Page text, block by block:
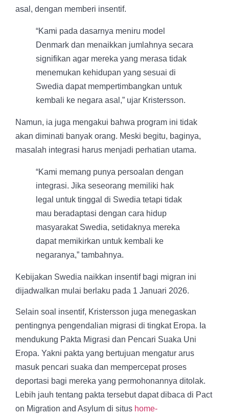
asal, dengan memberi insentif.
“Kami pada dasarnya meniru model
Denmark dan menaikkan jumlahnya secara
signifikan agar mereka yang merasa tidak
menemukan kehidupan yang sesuai di
Swedia dapat mempertimbangkan untuk
kembali ke negara asal,” ujar Kristersson.
Namun, ia juga mengakui bahwa program ini tidak
akan diminati banyak orang. Meski begitu, baginya,
masalah integrasi harus menjadi perhatian utama.
“Kami memang punya persoalan dengan
integrasi. Jika seseorang memiliki hak
legal untuk tinggal di Swedia tetapi tidak
mau beradaptasi dengan cara hidup
masyarakat Swedia, setidaknya mereka
dapat memikirkan untuk kembali ke
negaranya,” tambahnya.
Kebijakan Swedia naikkan insentif bagi migran ini
dijadwalkan mulai berlaku pada 1 Januari 2026.
Selain soal insentif, Kristersson juga menegaskan
pentingnya pengendalian migrasi di tingkat Eropa. Ia
mendukung Pakta Migrasi dan Pencari Suaka Uni
Eropa. Yakni pakta yang bertujuan mengatur arus
masuk pencari suaka dan mempercepat proses
deportasi bagi mereka yang permohonannya ditolak.
Lebih jauh tentang pakta tersebut dapat dibaca di Pact
on Migration and Asylum di situs home-